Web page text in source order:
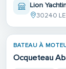
Lion
30240 LE
BATEAU À
Ocqueteau